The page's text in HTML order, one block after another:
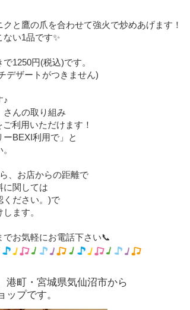
と鷹の爪を合わせて強火で炒めあげます！
い1品です✨
1250円(税込)です。
デザートがつきません)
♪
さんの取り組み
利用いただけます！
BEXI利用で」と
、お店からの距離で
に関しては
ください。)で
ます。
でお気軽にお電話下さい📞
港町・宮城県気仙沼市から
プです。